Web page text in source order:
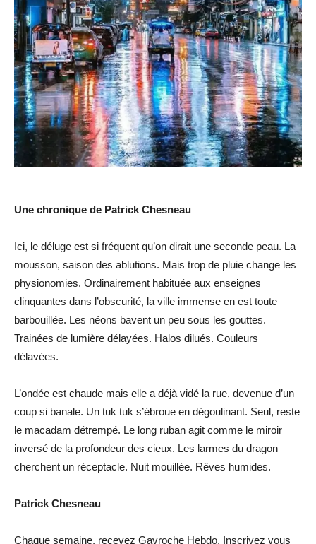
Une chronique de Patrick Chesneau
Ici, le déluge est si fréquent qu’on dirait une seconde peau. La
mousson, saison des ablutions. Mais trop de pluie change les
physionomies. Ordinairement habituée aux enseignes
clinquantes dans l’obscurité, la ville immense en est toute
barbouillée. Les néons bavent un peu sous les gouttes.
Trainées de lumière délayées. Halos dilués. Couleurs
délavées.
L’ondée est chaude mais elle a déjà vidé la rue, devenue d’un
coup si banale. Un tuk tuk s’ébroue en dégoulinant. Seul, reste
le macadam détrempé. Le long ruban agit comme le miroir
inversé de la profondeur des cieux. Les larmes du dragon
cherchent un réceptacle. Nuit mouillée. Rêves humides.
Patrick Chesneau
Chaque semaine, recevez Gavroche Hebdo. Inscrivez vous